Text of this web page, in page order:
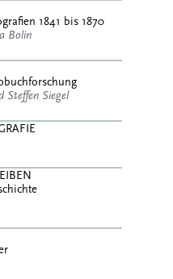
1841 bis 1870
Bolin
Steffen Siegel